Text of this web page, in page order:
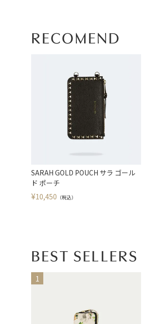
RECOMEND
SARAH GOLD POUCH サラ ゴール
ド ポーチ
¥10,450 （税込）
BEST SELLERS